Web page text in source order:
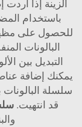
الزينة إذا
باستخدام
للحصول على
البالونات
التبديل بين
يمكنك إضافة
سلسلة
قد انتهيت.